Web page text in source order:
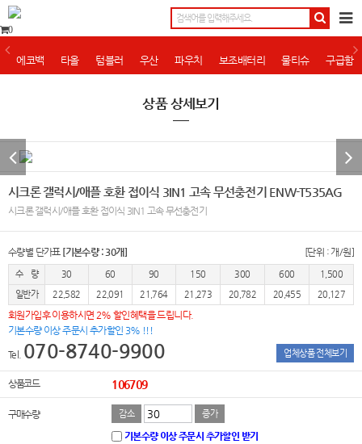
0
에코백 타올 텀블러 우산 파우치 보조배터리 물티슈 구급함
상품 상세보기
시크론 갤럭시/애플 호환 접이식 3IN1 고속 무선충전기 ENW-T535AG
시크론 갤럭시/애플 호환 접이식 3IN1 고속 무선충전기
수량별 단가표 [기본수량 : 30개] [단위 : 개/원]
수 량 30 60 90 150 300 600
1,500
일반가
22,582 22,091 21,764 21,273 20,782 20,455 20,127
회원가입후 이용하시면 2% 할인혜택을 드립니다.
기본수량 이상 주문시 추가할인 3% !!!
Tel. 070-8740-9900 업체상품 전체보기
상품코드 106709
구매수량 감소 증가
기본수량 이상 주문시 추가할인 받기